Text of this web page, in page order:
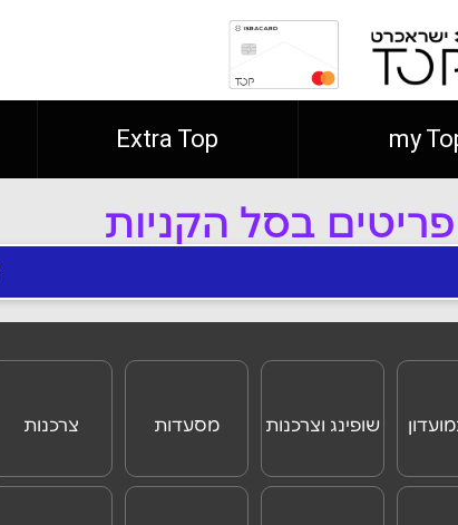
Extra Top my
בסל הקניות
שופינג וצרכנות מסעדות
צרכנות